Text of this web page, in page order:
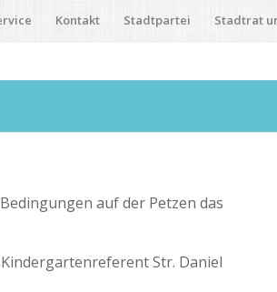
Kontakt Stadtpartei Stadtrat
auf der Petzen das
Str. Daniel